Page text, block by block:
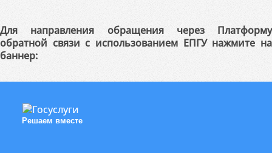
Для направления обращения через Платформу
обратной связи с использованием ЕПГУ нажмите на
баннер:
Решаем вместе